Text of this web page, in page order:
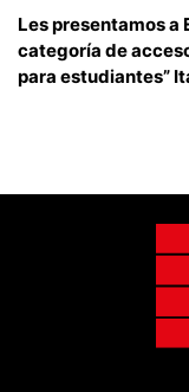
Les presentamos a
categoría de
para estudiantes”